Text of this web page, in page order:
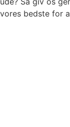
vores bedste for